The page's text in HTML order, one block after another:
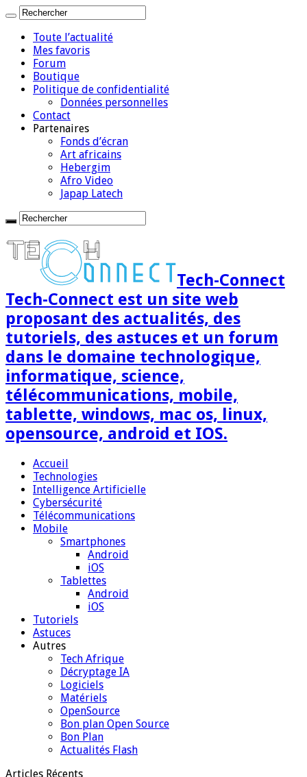
Toute l’actualité
Mes favoris
Forum
Boutique
Politique de confidentialité
Données personnelles
Contact
Partenaires
Fonds d’écran
Art africains
Hebergim
Afro Video
Japap Latech
Tech-Connect
Tech-Connect est un site web
proposant des actualités, des
tutoriels, des astuces et un forum
dans le domaine technologique,
informatique, science,
télécommunications, mobile,
tablette, windows, mac os, linux,
opensource, android et IOS.
Accueil
Technologies
Intelligence Artificielle
Cybersécurité
Télécommunications
Mobile
Smartphones
Android
iOS
Tablettes
Android
iOS
Tutoriels
Astuces
Autres
Tech Afrique
Décryptage IA
Logiciels
Matériels
OpenSource
Bon plan Open Source
Bon Plan
Actualités Flash
Articles Récents